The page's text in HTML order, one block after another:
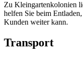
Zu Kleingartenkolonien
helfen Sie beim
Kunden weiter kann.
Transport